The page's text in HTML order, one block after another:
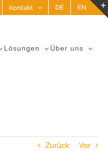
Kontakt DE EN
Lösungen Über uns
Zurück Vor